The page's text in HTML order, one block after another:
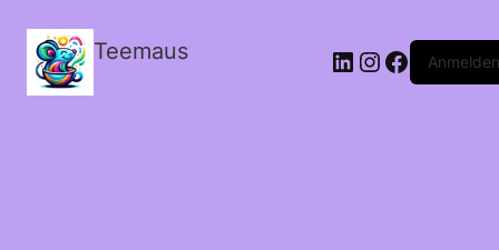
Teemaus LinkedIn
Instagram
FacebookAnmelden